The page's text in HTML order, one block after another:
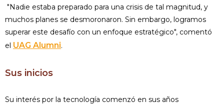
"Nadie estaba preparado para una crisis de tal magnitud, y
muchos planes se desmoronaron. Sin embargo, logramos
superar este desafío con un enfoque estratégico", comentó
el UAG Alumni.
Sus inicios
Su interés por la tecnología comenzó en sus años